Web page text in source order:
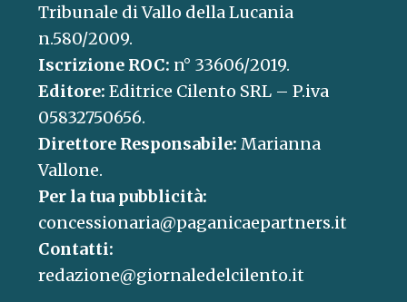
Tribunale di Vallo della Lucania
n.580/2009.
Iscrizione ROC: n° 33606/2019.
Editore: Editrice Cilento SRL – P.iva
05832750656.
Direttore Responsabile: Marianna
Vallone.
Per la tua pubblicità:
concessionaria@paganicaepartners.it
Contatti:
redazione@giornaledelcilento.it